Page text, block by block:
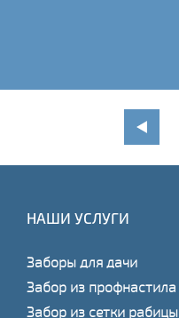
НАШИ УСЛУГИ
Заборы для дачи
Забор из профнастила
Забор из сетки рабицы